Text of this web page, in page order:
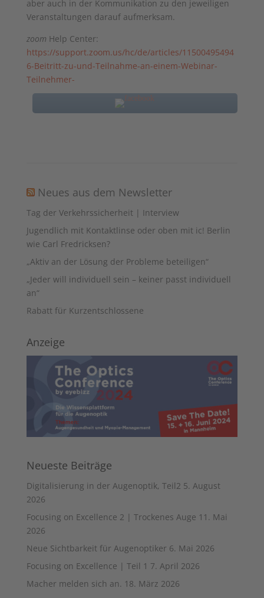
aber auch in der Kommunikation zu den jeweiligen
Veranstaltungen darauf aufmerksam.
zoom Help Center:
https://support.zoom.us/hc/de/articles/11500495494
6-Beitritt-zu-und-Teilnahme-an-einem-Webinar-
Teilnehmer-
Neues aus dem Newsletter
Tag der Verkehrssicherheit | Interview
Jugendlich mit Kontaktlinse oder oben mit ic! Berlin
wie Carl Fredricksen?
„Aktiv an der Lösung der Probleme beteiligen“
„Jeder will individuell sein – keiner passt individuell
an“
Rabatt für Kurzentschlossene
Anzeige
Neueste Beiträge
Digitalisierung in der Augenoptik, Teil2 5. August
2026
Focusing on Excellence 2 | Trockenes Auge 11. Mai
2026
Neue Sichtbarkeit für Augenoptiker 6. Mai 2026
Focusing on Excellence | Teil 1 7. April 2026
Macher melden sich an. 18. März 2026